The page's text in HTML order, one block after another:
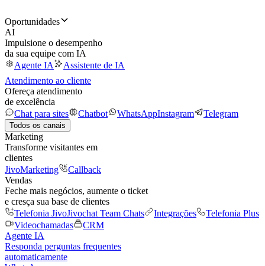
Oportunidades
AI
Impulsione o desempenho
da sua equipe com IA
Agente IA
Assistente de IA
Atendimento ao cliente
Ofereça atendimento
de excelência
Chat para sites
Chatbot WhatsAppInstagram Telegram
Todos os canais
Marketing
Transforme visitantes em
clientes
JivoMarketing
Callback
Vendas
Feche mais negócios, aumente o ticket
e cresça sua base de clientes
Telefonia JivoJivochat Team Chats Integrações
Telefonia Plus
Videochamadas
CRM
Agente IA
Responda perguntas frequentes
automaticamente